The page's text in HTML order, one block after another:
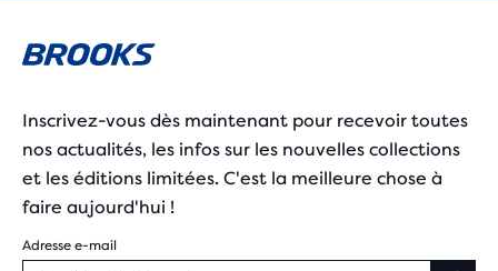
Inscrivez-vous dès maintenant pour recevoir toutes
nos actualités, les infos sur les nouvelles collections
et les éditions limitées. C'est la meilleure chose à
faire aujourd'hui !
Adresse e-mail